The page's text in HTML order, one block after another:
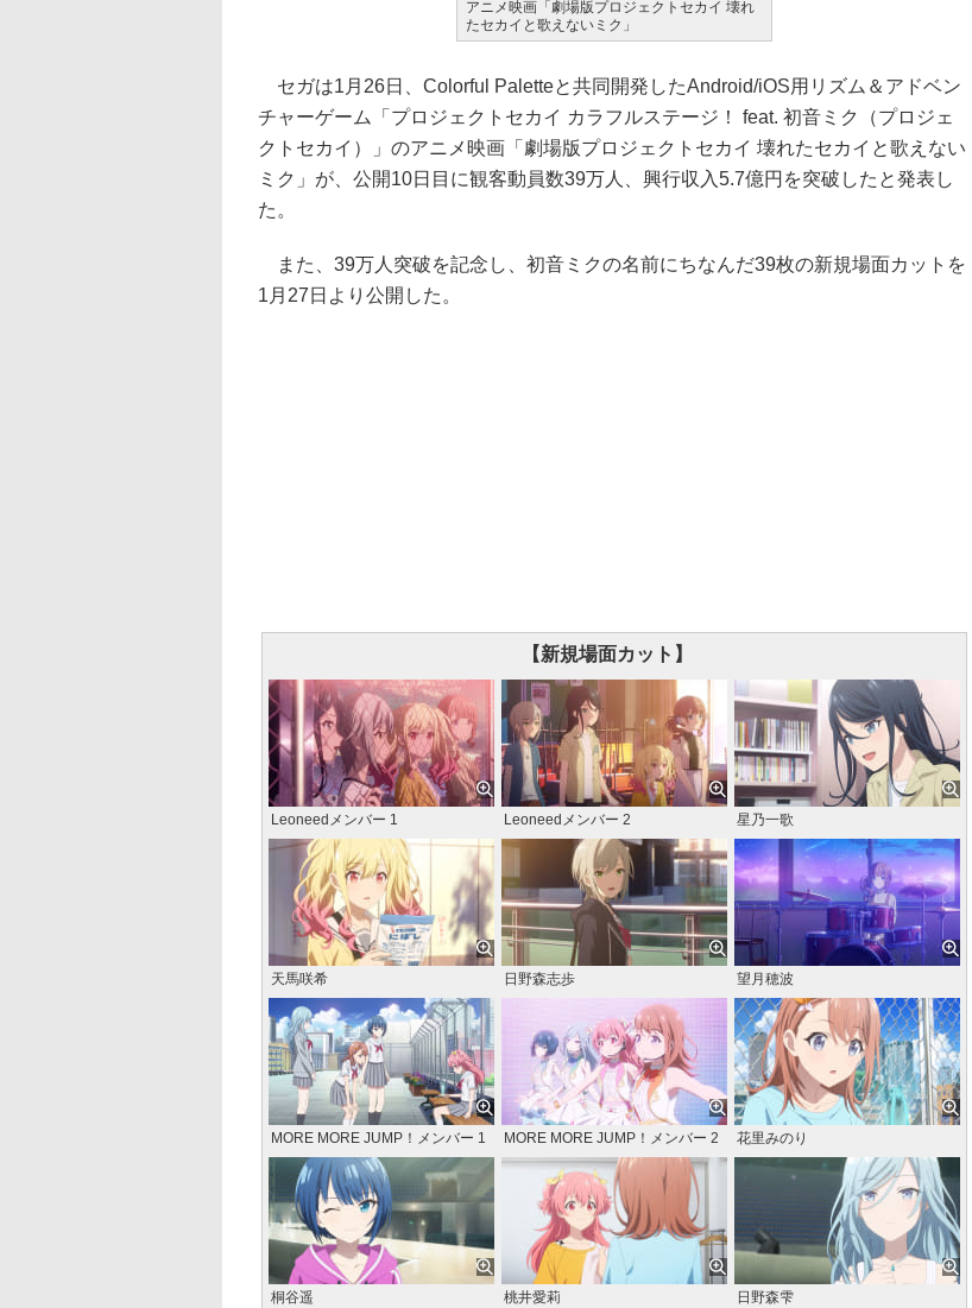
アニメ映画「劇場版プロジェクトセカイ 壊れ
たセカイと歌えないミク」
セガは1月26日、Colorful Paletteと共同開発したAndroid/iOS用リズム＆アドベン
チャーゲーム「プロジェクトセカイ カラフルステージ！ feat. 初音ミク（プロジェ
クトセカイ）」のアニメ映画「劇場版プロジェクトセカイ 壊れたセカイと歌えない
ミク」が、公開10日目に観客動員数39万人、興行収入5.7億円を突破したと発表し
た。
また、39万人突破を記念し、初音ミクの名前にちなんだ39枚の新規場面カットを
1月27日より公開した。
【新規場面カット】
Leoneedメンバー 1 Leoneedメンバー 2 星乃一歌
天馬咲希 日野森志歩 望月穂波
MORE MORE JUMP！メンバー 1 MORE MORE JUMP！メンバー 2 花里みのり
桐谷遥 桃井愛莉 日野森雫